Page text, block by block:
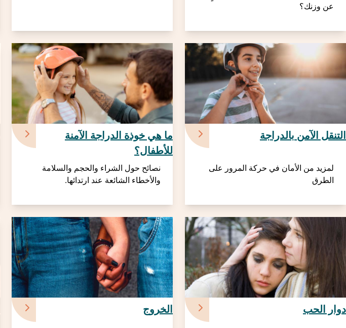
عن وزنك؟
التنقل الآمن بالدراجة
لمزيد من الأمان في حركة المرور على
الطرق
ما هي خوذة الدراجة الآمنة
للأطفال؟
نصائح حول الشراء والحجم والسلامة
والأخطاء الشائعة عند ارتدائها.
دوار الحب الخروج